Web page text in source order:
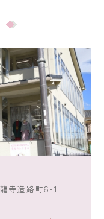
寺造路町6-1